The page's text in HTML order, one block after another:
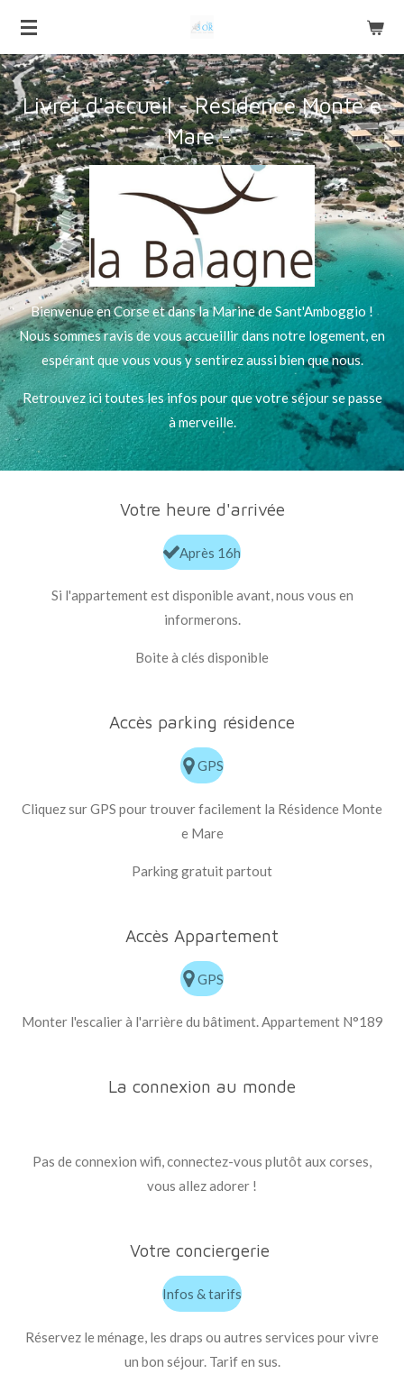
Passer
contenu
principal
Livret d'accueil - Résidence Monte e
Mare -
Bienvenue en Corse et dans la Marine de Sant'Amboggio !
Nous sommes ravis de vous accueillir dans notre logement, en
espérant que vous vous y sentirez aussi bien que nous.
Retrouvez ici toutes les infos pour que votre séjour se passe
à merveille.
Votre heure d'arrivée
Après 16h
Si l'appartement est disponible avant, nous vous en
informerons.
Boite à clés disponible
Accès parking résidence
GPS
Cliquez sur GPS pour trouver facilement la Résidence Monte
e Mare
Parking gratuit partout
Accès Appartement
GPS
Monter l'escalier à l'arrière du bâtiment. Appartement N°189
La connexion au monde
Pas de connexion wifi, connectez-vous plutôt aux corses,
vous allez adorer !
Votre conciergerie
Infos & tarifs
Réservez le ménage, les draps ou autres services pour vivre
un bon séjour. Tarif en sus.